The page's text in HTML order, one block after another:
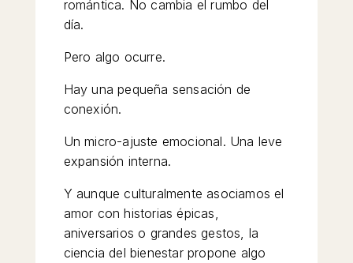
romántica. No cambia el rumbo del
día.
Pero algo ocurre.
Hay una pequeña sensación de
conexión.
Un micro-ajuste emocional. Una leve
expansión interna.
Y aunque culturalmente asociamos el
amor con historias épicas,
aniversarios o grandes gestos, la
ciencia del bienestar propone algo